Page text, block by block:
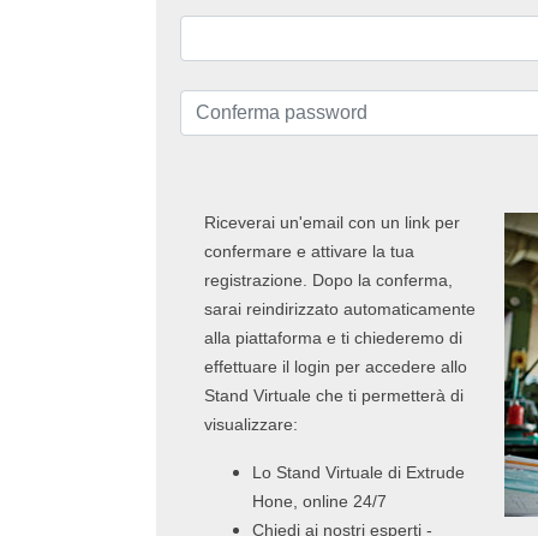
Riceverai un'email con un link per
confermare e attivare la tua
registrazione. Dopo la conferma,
sarai reindirizzato automaticamente
alla piattaforma e ti chiederemo di
effettuare il login per accedere allo
Stand Virtuale che ti permetterà di
visualizzare:
Lo Stand Virtuale di Extrude
Hone, online 24/7
Chiedi ai nostri esperti -